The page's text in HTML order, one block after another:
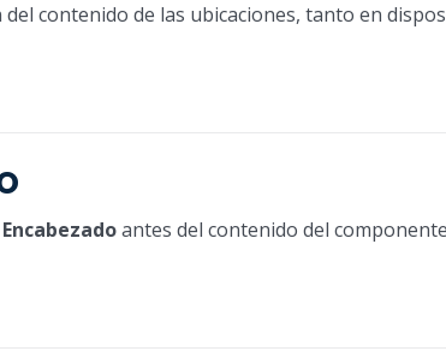
contenido de las ubicaciones, tanto en
Encabezadoantes del contenido del